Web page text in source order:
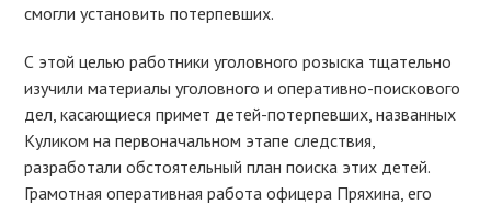
смогли установить потерпевших.
С этой целью работники уголовного розыска тщательно
изучили материалы уголовного и оперативно-поискового
дел, касающиеся примет детей-потерпевших, названных
Куликом на первоначальном этапе следствия,
разработали обстоятельный план поиска этих детей.
Грамотная оперативная работа офицера Пряхина, его